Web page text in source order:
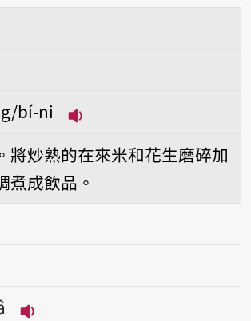
bí-ni
將炒熟的在來米和花生磨碎加
煮成飲品。